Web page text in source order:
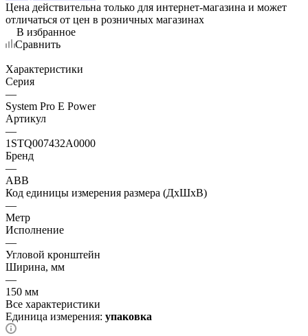
Цена действительна только для интернет-магазина и может
отличаться от цен в розничных магазинах
В избранное
Сравнить
Характеристики
Серия
—
System Pro E Power
Артикул
—
1STQ007432A0000
Бренд
—
ABB
Код единицы измерения размера (ДхШхВ)
—
Метр
Исполнение
—
Угловой кронштейн
Ширина, мм
—
150 мм
Все характеристики
Единица измерения: упаковка